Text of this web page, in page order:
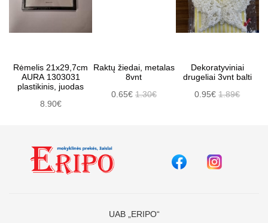
Rėmelis 21x29,7cm
AURA 1303031
plastikinis, juodas
8.90€
Raktų žiedai, metalas
8vnt
0.65€ 1.30€
Dekoratyviniai
drugeliai 3vnt balti
0.95€1.89€
UAB „ERIPO“